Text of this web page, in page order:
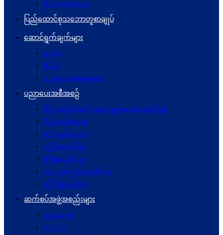
နိုင်ငံတကာရေးရာ
ပြည်ထောင်စုသဘောတူစာချုပ်
ဆောင်ရွက်ချက်များ
ဓာတ်ပုံ
ဗွီဒီယို
ပညာပေးဆွေးနွေးမှုများ
ပညာပေးအစီအစဉ်
ဒီမိုကရေစီနှင့်ဖက်ဒရယ်တည်ဆောက်ရေးဆိုင်ရာ
ဒီမိုကရေစီရေးရာ
ဖက်ဒရယ်ရေးရာ
လုံခြုံရေးဆိုင်ရာ
ဖွံဖြိုးရေးဆိုင်ရာ
ပဋိပက္ခ‌ဖြေရှင်းရေးဆိုင်ရာ
ယုံကြည်မှုဆိုင်ရာ
ဆက်စပ်အဖွဲ့အစည်းများ
ကုလသမဂ္ဂ
ASEAN